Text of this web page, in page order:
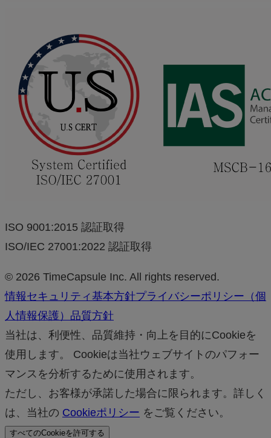
ISO 9001:2015 認証取得
ISO/IEC 27001:2022 認証取得
© 2026 TimeCapsule Inc. All rights reserved.
情報セキュリティ基本方針プライバシーポリシー（個
人情報保護） 品質方針
当社は、利便性、品質維持・向上を目的にCookieを
使用します。 Cookieは当社ウェブサイトのパフォー
マンスを分析するために使用されます。
ただし、お客様が承諾した場合に限られます。詳しく
は、当社の Cookieポリシー をご覧ください。
すべてのCookieを許可する